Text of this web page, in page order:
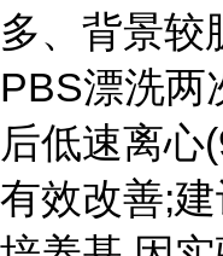
多、背景较
PBS漂洗两
后低速离心
有效改善;